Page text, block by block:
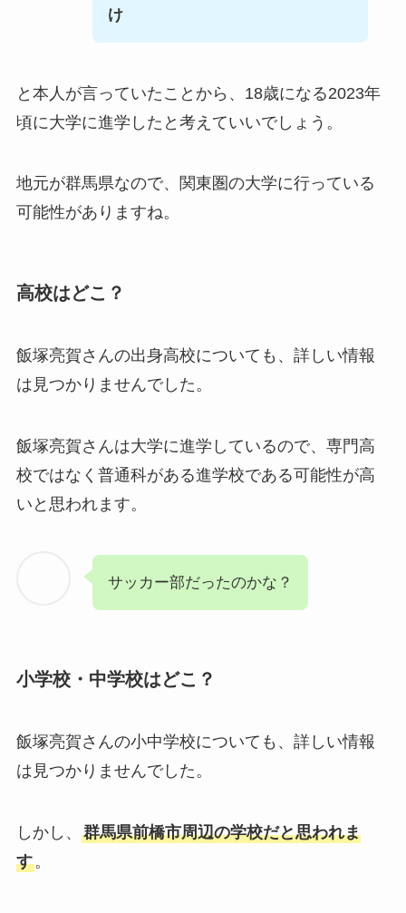
け
と本人が言っていたことから、18歳になる2023年
頃に大学に進学したと考えていいでしょう。
地元が群馬県なので、関東圏の大学に行っている
可能性がありますね。
高校はどこ？
飯塚亮賀さんの出身高校についても、詳しい情報
は見つかりませんでした。
飯塚亮賀さんは大学に進学しているので、専門高
校ではなく普通科がある進学校である可能性が高
いと思われます。
サッカー部だったのかな？
小学校・中学校はどこ？
飯塚亮賀さんの小中学校についても、詳しい情報
は見つかりませんでした。
しかし、 群馬県前橋市周辺の学校だと思われま
す。